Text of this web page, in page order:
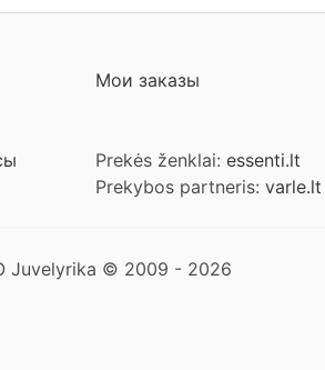
Мои заказы
Prekės ženklai: essenti.lt
Prekybos partneris: varle.lt
Juvelyrika © 2009 - 2026